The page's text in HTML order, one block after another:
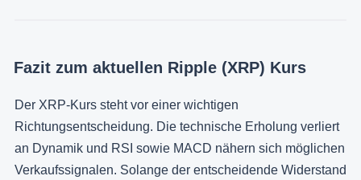
Fazit zum aktuellen Ripple (XRP) Kurs
Der XRP-Kurs steht vor einer wichtigen
Richtungsentscheidung. Die technische Erholung verliert
an Dynamik und RSI sowie MACD nähern sich möglichen
Verkaufssignalen. Solange der entscheidende Widerstand